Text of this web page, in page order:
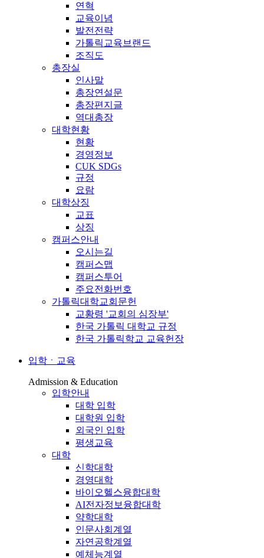
연혁
교육이념
발전전략
가톨릭교육브랜드
조직도
총장실
인사말
총장연설문
총장편지글
역대총장
대학현황
현황
경영정보
CUK SDGs
규정
요람
대학상징
교표
상징
캠퍼스안내
오시는길
캠퍼스맵
캠퍼스투어
주요전화번호
가톨릭대학교회문헌
교황령 '교회의 심장부'
한국 가톨릭 대학교 규정
한국 가톨릭학교 교육헌장
입학ㆍ교육
Admission & Education
입학안내
대학 입학
대학원 입학
외국인 입학
평생교육
대학
신학대학
경영대학
바이오헬스융합대학
AI전자정보융합대학
약학대학
인문사회계열
자연공학계열
예체능계열